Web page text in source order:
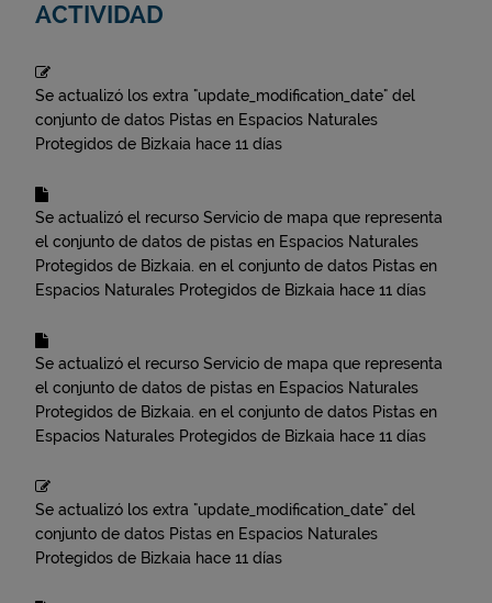
ACTIVIDAD
Se actualizó los extra "update_modification_date" del
conjunto de datos Pistas en Espacios Naturales
Protegidos de Bizkaia hace 11 días
Se actualizó el recurso Servicio de mapa que representa
el conjunto de datos de pistas en Espacios Naturales
Protegidos de Bizkaia. en el conjunto de datos Pistas en
Espacios Naturales Protegidos de Bizkaia hace 11 días
Se actualizó el recurso Servicio de mapa que representa
el conjunto de datos de pistas en Espacios Naturales
Protegidos de Bizkaia. en el conjunto de datos Pistas en
Espacios Naturales Protegidos de Bizkaia hace 11 días
Se actualizó los extra "update_modification_date" del
conjunto de datos Pistas en Espacios Naturales
Protegidos de Bizkaia hace 11 días